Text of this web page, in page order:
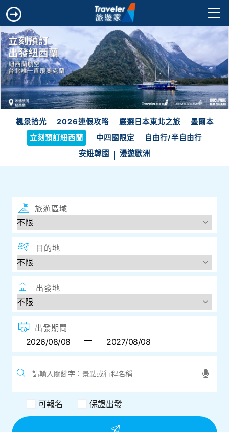
楓景拾光 2026連假攻略 嚴選日本東北之旅
墨爾本
立刻預訂紐西蘭
中四國限定
自由行/半自由行
安妞韓國
漫遊歐洲
旅遊區域
目的地
出發地
出發期間
可報名 保證出發